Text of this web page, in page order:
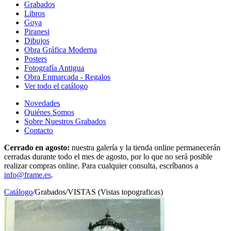
Grabados
Libros
Goya
Piranesi
Dibujos
Obra Gráfica Moderna
Posters
Fotografía Antigua
Obra Enmarcada - Regalos
Ver todo el catálogo
Novedades
Quiénes Somos
Sobre Nuestros Grabados
Contacto
Cerrado en agosto: nuestra galería y la tienda online permanecerán
cerradas durante todo el mes de agosto, por lo que no será posible
realizar compras online. Para cualquier consulta, escríbanos a
info@frame.es.
Catálogo/Grabados/VISTAS (Vistas topograficas)